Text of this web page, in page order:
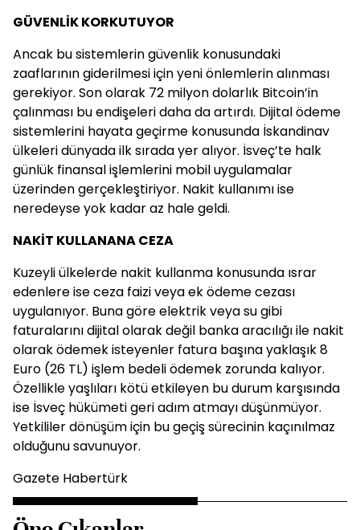
GÜVENLİK KORKUTUYOR
Ancak bu sistemlerin güvenlik konusundaki
zaaflarının giderilmesi için yeni önlemlerin alınması
gerekiyor. Son olarak 72 milyon dolarlık Bitcoin’in
çalınması bu endişeleri daha da artırdı. Dijital ödeme
sistemlerini hayata geçirme konusunda İskandinav
ülkeleri dünyada ilk sırada yer alıyor. İsveç’te halk
günlük finansal işlemlerini mobil uygulamalar
üzerinden gerçekleştiriyor. Nakit kullanımı ise
neredeyse yok kadar az hale geldi.
NAKİT KULLANANA CEZA
Kuzeyli ülkelerde nakit kullanma konusunda ısrar
edenlere ise ceza faizi veya ek ödeme cezası
uygulanıyor. Buna göre elektrik veya su gibi
faturalarını dijital olarak değil banka aracılığı ile nakit
olarak ödemek isteyenler fatura başına yaklaşık 8
Euro (26 TL) işlem bedeli ödemek zorunda kalıyor.
Özellikle yaşlıları kötü etkileyen bu durum karşısında
ise İsveç hükümeti geri adım atmayı düşünmüyor.
Yetkililer dönüşüm için bu geçiş sürecinin kaçınılmaz
olduğunu savunuyor.
Gazete Habertürk